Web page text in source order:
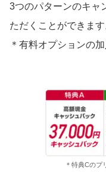
3つのパターンのキャ
ただくことができます
＊有料オプションの
＊特典Cのプ